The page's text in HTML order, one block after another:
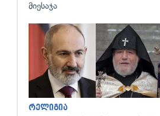
მიესაჯა
რელიგია